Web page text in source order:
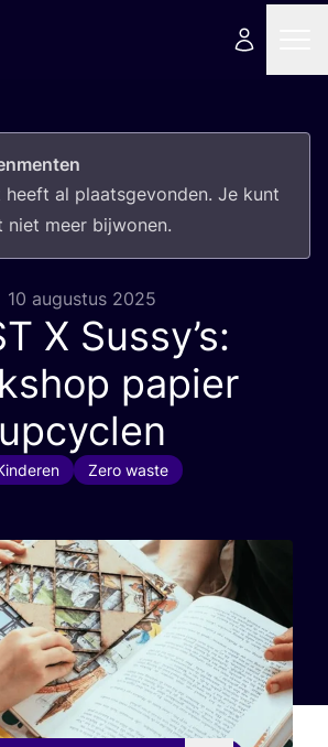
heeft al plaats­ge­von­den. Je kunt
niet meer bijwonen.
10 augustus 2025
X Sussy’s:
papier
upcyclen
Zero waste